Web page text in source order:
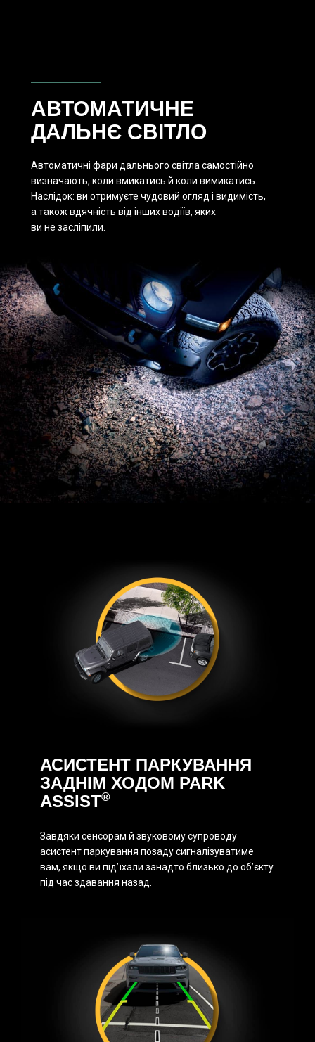
АВТОМАТИЧНЕ
ДАЛЬНЄ СВІТЛО
Автоматичні фари дальнього світла самостійно
визначають, коли вмикатись й коли вимикатись.
Наслідок: ви отримуєте чудовий огляд і видимість,
а також вдячність від інших водіїв, яких
ви не засліпили.
АСИСТЕНТ ПАРКУВАННЯ
ЗАДНІМ ХОДОМ PARK
ASSIST®
Завдяки сенсорам й звуковому супроводу
асистент паркування позаду сигналізуватиме
вам, якщо ви під’їхали занадто близько до об’єкту
під час здавання назад.